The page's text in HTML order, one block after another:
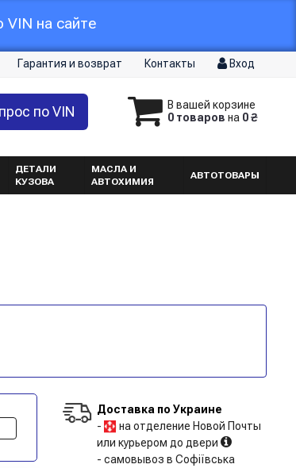
на сайте
Гарантия и возврат Контакты Вход
В вашей корзине
0 товаров на 0 ₴
по VIN
ДЕТАЛИ
КУЗОВА
МАСЛА И
АВТОХИМИЯ
АВТОТОВАРЫ
Доставка по Украине
-
на отделение Новой Почты
или курьером до двери
- самовывоз в Софіївська